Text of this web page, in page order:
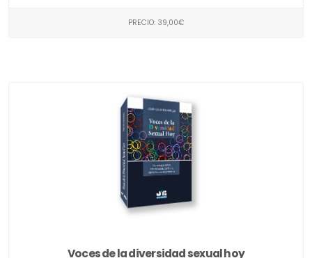
PRECIO: 39,00€
Voces de la diversidad sexual hoy